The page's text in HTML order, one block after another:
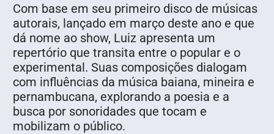
Com base em seu primeiro disco de músicas
autorais, lançado em março deste ano e que
dá nome ao show, Luiz apresenta um
repertório que transita entre o popular e o
experimental. Suas composições dialogam
com influências da música baiana, mineira e
pernambucana, explorando a poesia e a
busca por sonoridades que tocam e
mobilizam o público.